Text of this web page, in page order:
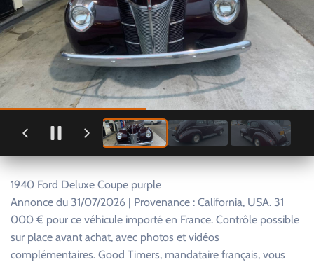
1940 Ford Deluxe Coupe purple
Annonce du 31/07/2026 | Provenance : California, USA. 31
000 € pour ce véhicule importé en France. Contrôle possible
sur place avant achat, avec photos et vidéos
complémentaires. Good Timers, mandataire français, vous